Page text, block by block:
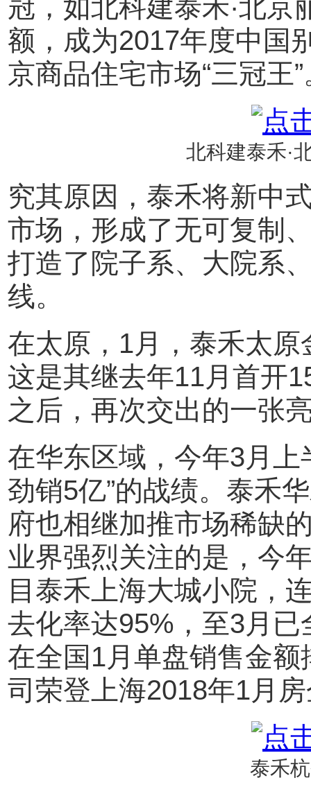
冠，如北科建泰禾·北京
额，成为2017年度中国
京商品住宅市场“三冠王”
北科建泰禾·
究其原因，泰禾将新中
市场，形成了无可复制
打造了院子系、大院系
线。
在太原，1月，泰禾太
这是其继去年11月首开
之后，再次交出的一张
在华东区域，今年3月上
劲销5亿”的战绩。泰禾
府也相继加推市场稀缺
业界强烈关注的是，今
目泰禾上海大城小院，
去化率达95%，至3月
在全国1月单盘销售金
司荣登上海2018年1月
泰禾